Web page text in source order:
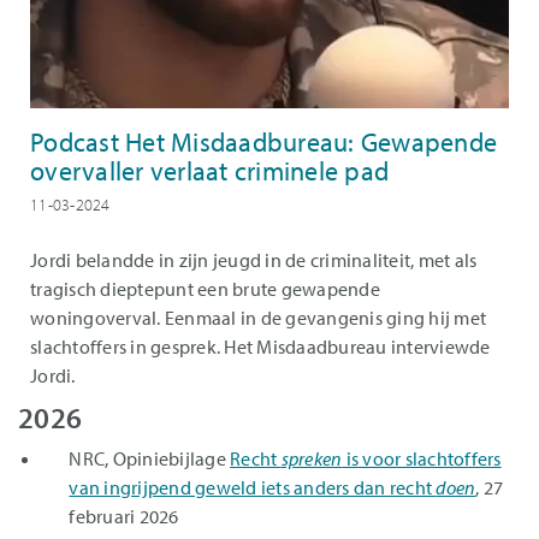
Podcast Het Misdaadbureau: Gewapende
overvaller verlaat criminele pad
11-03-2024
Jordi belandde in zijn jeugd in de criminaliteit, met als
tragisch dieptepunt een brute gewapende
woningoverval. Eenmaal in de gevangenis ging hij met
slachtoffers in gesprek. Het Misdaadbureau interviewde
Jordi.
2026
NRC, Opiniebijlage Recht spreken is voor slachtoffers
van ingrijpend geweld iets anders dan rechtdoen, 27
februari 2026